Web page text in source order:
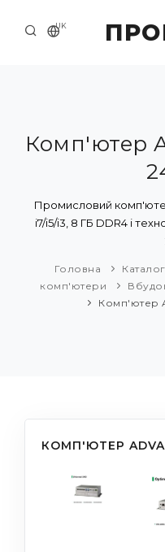
UK
ПРО НАС
ПРИКЛАДИ ТА
КАТАЛОГ ПРОДУКЦІЇ
Комп'ютер
Промисловий
i7/i5/i3, 8 ГБ DDR4 і
Головна
комп'ютери
Комп'ютер
КОМП'ЮТЕР